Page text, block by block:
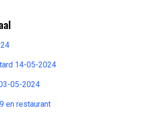
14-05-2024
05-2024
en restaurant